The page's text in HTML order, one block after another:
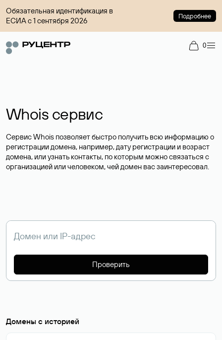
Обязательная идентификация в
ЕСИА с 1 сентября 2026
Подробнее
0
Whois сервис
Сервис Whois позволяет быстро получить всю информацию о
регистрации домена, например, дату регистрации и возраст
домена, или узнать контакты, по которым можно связаться с
организацией или человеком, чей домен вас заинтересовал.
Проверить
Домены с историей